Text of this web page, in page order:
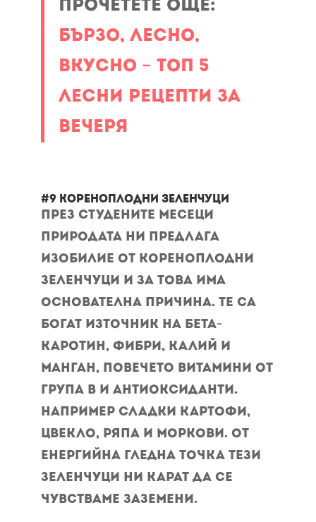
Прочетете още:
Бързо, лесно,
вкусно – Топ 5
лесни рецепти за
вечеря
#9 Кореноплодни зеленчуци
През студените месеци
природата ни предлага
изобилие от кореноплодни
зеленчуци и за това има
основателна причина. Те са
богат източник на бета-
каротин, фибри, калий и
манган, повечето витамини от
група В и антиоксиданти.
Например сладки картофи,
цвекло, ряпа и моркови. От
енергийна гледна точка тези
зеленчуци ни карат да се
чувстваме заземени.